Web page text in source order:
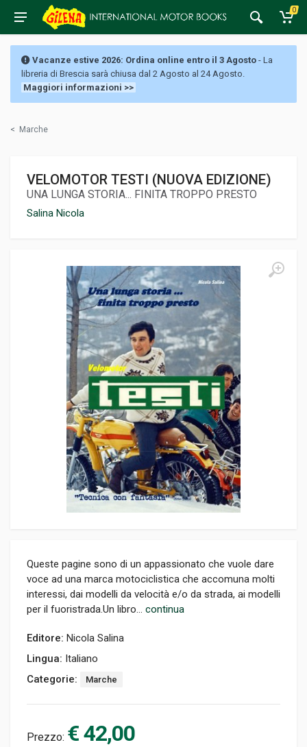
0
Vacanze estive 2026: Ordina online entro il 3 Agosto - La
libreria di Brescia sarà chiusa dal 2 Agosto al 24 Agosto.
Maggiori informazioni >>
< Marche
VELOMOTOR TESTI (NUOVA EDIZIONE)
UNA LUNGA STORIA... FINITA TROPPO PRESTO
Salina Nicola
Queste pagine sono di un appassionato che vuole dare
voce ad una marca motociclistica che accomuna molti
interessi, dai modelli da velocità e/o da strada, ai modelli
per il fuoristrada.Un libro... continua
Editore: Nicola Salina
Lingua: Italiano
Categorie:
Marche
Prezzo: € 42,00